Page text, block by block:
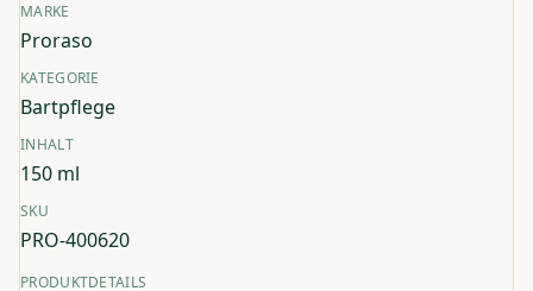
MARKE
Proraso
KATEGORIE
Bartpflege
INHALT
150 ml
SKU
PRO-400620
PRODUKTDETAILS